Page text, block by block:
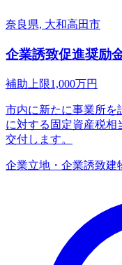
奈良県, 大和高田市
企業誘致促進奨励
補助上限1,000万円
市内に新たに事業所を
に対する固定資産税相
交付します。
企業立地・企業誘致建